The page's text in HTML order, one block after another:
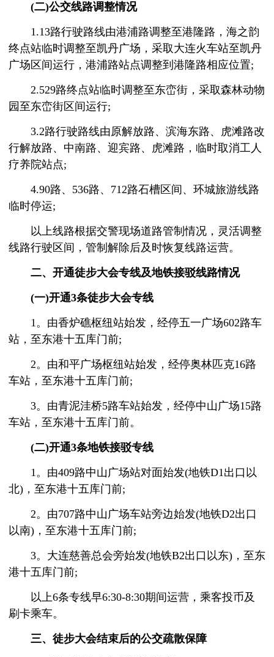
(二)公交线路调整情况
1.13路行驶路线由港浦路调整至港隆路，海之韵
终点站临时调整至凯丹广场，采取大连火车站至凯丹
广场区间运行，港浦路站点调整到港隆路相应位置;
2.529路终点站临时调整至东峦街，采取森林动物
园至东峦街区间运行;
3.2路行驶路线由原解放路、滨海东路、虎滩路改
行解放路、中南路、迎宾路、虎滩路，临时取消工人
疗养院站点;
4.90路、536路、712路石槽区间、环城旅游线路
临时停运;
以上线路根据交警现场道路管制情况，灵活调整
线路行驶区间，管制解除后及时恢复线路运营。
二、开通徒步大会专线及地铁接驳线路情况
(一)开通3条徒步大会专线
1。由香炉礁枢纽站始发，经停五一广场602路车
站，至东港十五库门前;
2。由和平广场枢纽站始发，经停奥林匹克16路
车站，至东港十五库门前;
3。由青泥洼桥5路车站始发，经停中山广场15路
车站，至东港十五库门前。
(二)开通3条地铁接驳专线
1。由409路中山广场站对面始发(地铁D1出口以
北)，至东港十五库门前;
2。由707路中山广场车站旁边始发(地铁D2出口
以南)，至东港十五库门前;
3。大连慈善总会旁始发(地铁B2出口以东)，至东
港十五库门前;
以上6条专线早6:30-8:30期间运营，乘客投币及
刷卡乘车。
三、徒步大会结束后的公交疏散保障